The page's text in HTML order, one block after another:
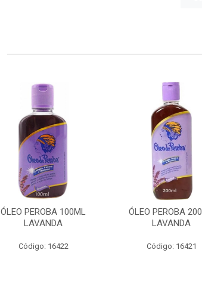
ÓLEO PEROBA 100ML
LAVANDA
Código: 16422
ÓLEO PEROBA
LAVANDA
Código: 16421